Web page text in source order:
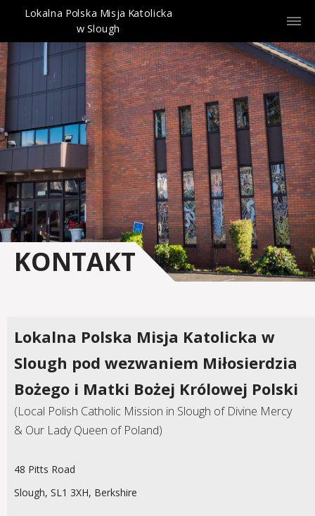
Lokalna Polska Misja Katolicka
w Slough
KONTAKT
Lokalna Polska Misja Katolicka w
Slough pod wezwaniem Miłosierdzia
Bożego i Matki Bożej Królowej Polski
(Local Polish Catholic Mission in Slough of Divine Mercy
& Our Lady Queen of Poland)
48 Pitts Road
Slough, SL1 3XH, Berkshire